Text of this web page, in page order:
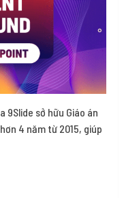
9Slide sở hữu Giáo án
4 năm từ 2015, giúp